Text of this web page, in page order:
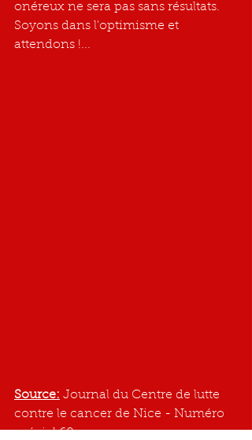
onéreux ne sera pas sans résultats.
Soyons dans l'optimisme et
attendons !...
Source: Journal du Centre de lutte
contre le cancer de Nice - Numéro
spécial 60 ans